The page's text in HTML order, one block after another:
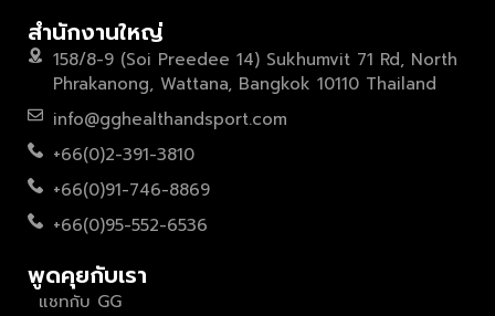
สำนักงานใหญ่
158/8-9 (Soi Preedee 14) Sukhumvit 71 Rd, North
Phrakanong, Wattana, Bangkok 10110 Thailand
info@gghealthandsport.com
+66(0)2-391-3810
+66(0)91-746-8869
+66(0)95-552-6536
พูดคุยกับเรา
แชทกับ GG